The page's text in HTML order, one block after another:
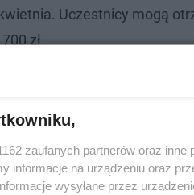
Uczestnicy mogą
zł.
zaufanych partnerów oraz
informacje na urządzeniu oraz
wysyłane przez